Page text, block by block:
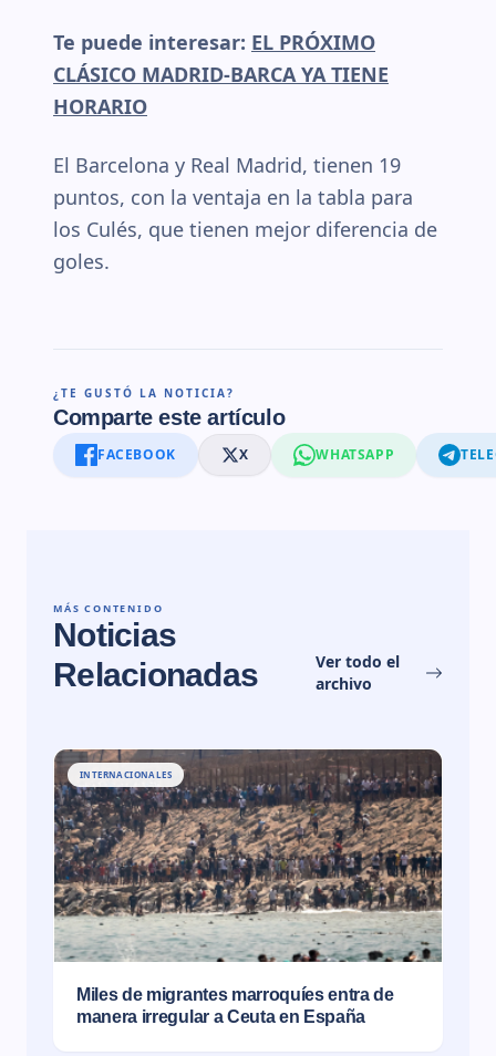
Te puede interesar: EL PRÓXIMO
CLÁSICO MADRID-BARCA YA TIENE
HORARIO
El Barcelona y Real Madrid, tienen 19
puntos, con la ventaja en la tabla para
los Culés, que tienen mejor diferencia de
goles.
¿TE GUSTÓ LA NOTICIA?
Comparte este artículo
FACEBOOK X WHATSAPP
MÁS CONTENIDO
Noticias
Relacionadas
Ver todo el
archivo
INTERNACIONALES
Miles de migrantes marroquíes entra de
manera irregular a Ceuta en España